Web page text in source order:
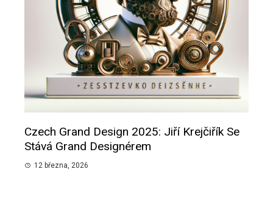
Czech Grand Design 2025: Jiří Krejčiřík Se
Stává Grand Designérem
12 března, 2026